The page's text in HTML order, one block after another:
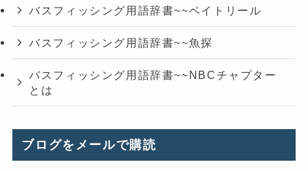
バスフィッシング用語辞書~~ベイトリール
バスフィッシング用語辞書~~魚探
バスフィッシング用語辞書~~NBCチャプター
とは
ブログをメールで購読